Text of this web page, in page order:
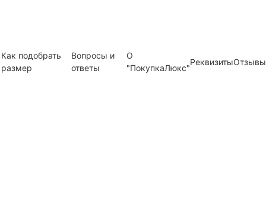
Как подобрать
размер
Вопросы и
ответы
О
"ПокупкаЛюкс"
РеквизитыОтзывы